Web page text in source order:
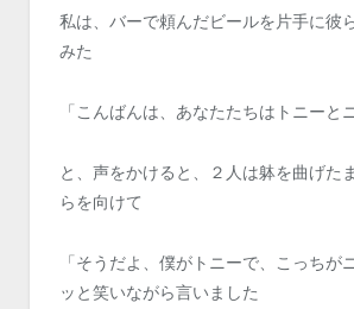
私は、バーで頼んだビールを片手に彼
みた
「こんばんは、あなたたちはトニーと
と、声をかけると、２人は躰を曲げた
らを向けて
「そうだよ、僕がトニーで、こっちが
ッと笑いながら言いました